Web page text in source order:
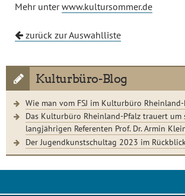
Mehr unterwww.kultursommer.de
zurück zur Auswahlliste
Kulturbüro-Blog
Wie man vom FSJ im Kulturbüro
Das Kulturbüro Rheinland-Pfalz trauert um
langjährigen Referenten Prof. Dr. Armin
Der Jugendkunstschultag 2023 im